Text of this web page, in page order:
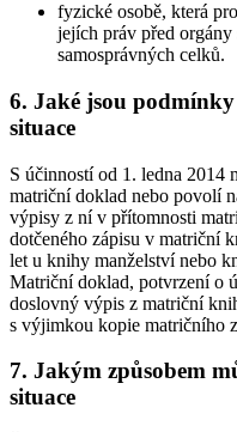
fyzické osobě, která
jejích práv před orgány
samosprávných celků.
6. Jaké jsou
situace
S účinností od 1. ledna 2014
matriční doklad nebo povolí
výpisy z ní v přítomnosti
dotčeného zápisu v matriční
let u knihy manželství nebo
Matriční doklad, potvrzení o
doslovný výpis z matriční
s výjimkou kopie matričního
7. Jakým způsobem
situace